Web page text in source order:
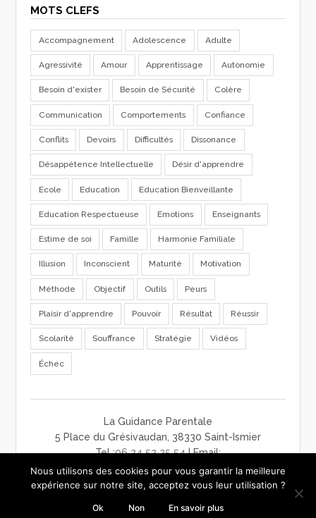
MOTS CLEFS
Accompagnement Adolescence Adulte
Agressivité Amour Apprentissage Autonomie
Besoin d'exister Besoin de Sécurité Colère
Communication Comportements Confiance
Conflits Devoirs Difficultés Dissonance
Désappétence Intellectuelle Désir d'apprendre
Ecole Education Education Bienveillante
Education Respectueuse Emotions Enseignants
Estime de soi Famille Harmonie Familiale
Illusion Inconscient Maturité Motivation
Méthode Objectif Outils Peurs
Plaisir d'apprendre Pouvoir Résultat Réussir
Scolarité Souffrance Stratégie Vidéos
Échec
La Guidance Parentale
5 Place du Grésivaudan, 38330 Saint-Ismier
Tel :06 24 52 25 54| Email:
contact@laguidanceparentale.com
mentions légales-charte de confidentialité-CGV
Nous utilisons des cookies pour vous garantir la meilleure
expérience sur notre site, acceptez vous leur utilisation ?
Ok Non En savoir plus